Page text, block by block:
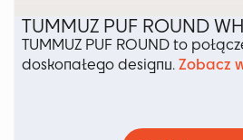
TUMMUZ PUF ROUND
TUMMUZ PUF ROUND to
doskonałego designu. Zobacz